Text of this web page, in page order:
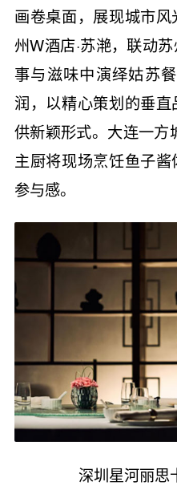
画卷桌面，展现城市
州W酒店·苏滟，联动
事与滋味中演绎姑苏
润，以精心策划的垂
供新颖形式。大连一方
主厨将现场烹饪鱼子
参与感。
深圳星河丽思